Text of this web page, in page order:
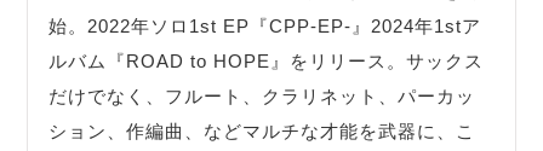
始。2022年ソロ1st EP『CPP-EP-』2024年1stア
ルバム『ROAD to HOPE』をリリース。サックス
だけでなく、フルート、クラリネット、パーカッ
ション、作編曲、などマルチな才能を武器に、こ